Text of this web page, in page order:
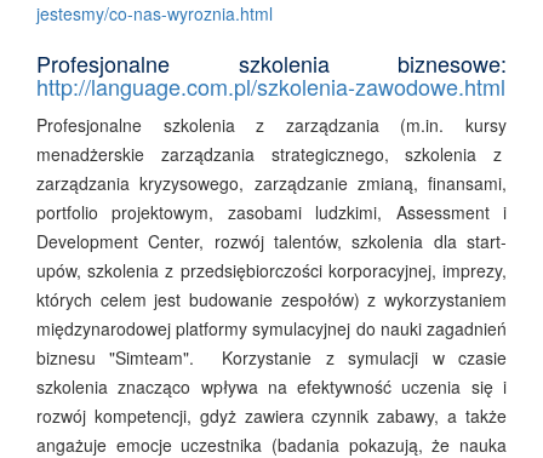
jestesmy/co-nas-wyroznia.html
Profesjonalne szkolenia biznesowe:
http://language.com.pl/szkolenia-zawodowe.html
Profesjonalne szkolenia z zarządzania (m.in. kursy
menadżerskie zarządzania strategicznego, szkolenia z
zarządzania kryzysowego, zarządzanie zmianą, finansami,
portfolio projektowym, zasobami ludzkimi, Assessment i
Development Center, rozwój talentów, szkolenia dla start-
upów, szkolenia z przedsiębiorczości korporacyjnej, imprezy,
których celem jest budowanie zespołów) z wykorzystaniem
międzynarodowej platformy symulacyjnej do nauki zagadnień
biznesu "Simteam". Korzystanie z symulacji w czasie
szkolenia znacząco wpływa na efektywność uczenia się i
rozwój kompetencji, gdyż zawiera czynnik zabawy, a także
angażuje emocje uczestnika (badania pokazują, że nauka